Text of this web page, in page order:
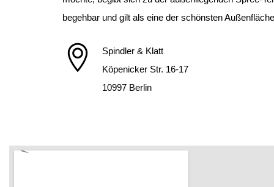
begehbar und gilt als eine der schönsten
Spindler & Klatt
Köpenicker Str. 16-17
10997 Berlin